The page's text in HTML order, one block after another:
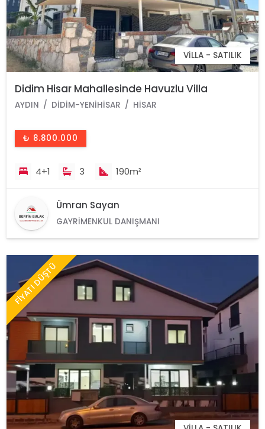
VILLA - SATILIK
Didim Hisar Mahallesinde Havuzlu Villa
AYDIN DIDIM-YENIHISAR HISAR
₺ 8.800.000
4+1 3 190m²
Ümran Sayan
GAYRIMENKUL DANIŞMANI
FİYATI DÜŞTÜ